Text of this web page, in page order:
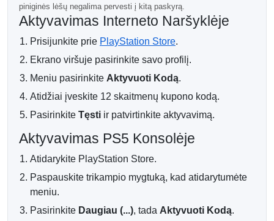
Tik Indijos sąskaitoms
Kupono regionas turi atitikti sąskaitos šalį ar regioną. Šis
12000 INR kodas negali būti aktyvuotas PlayStation
sąskaitoje, registruotoje už Indijos ribų. Sąskaitos regionų
negalima keisti po sukūrimo, todėl patikrinkite sąskaitos
duomenis prieš užsakydami aukštos vertės produktą.
Apsaugokite vienkartinį kodą
Patvirtinus mokėjimą, 12-skaitmeninis skaitmeninis
kuponas bus išsiųstas elektroniniu paštu, nurodytu
užsakymo metu. Įsitikinkite, kad el. paštas yra teisingas,
numatytosios sąskaitos. Kiekvienas kodas yra vienkartinis
naudojimas, o panaudotos piniginės lėšos negali būti
perduodamos.
piniginės lėšų negalima pervesti į kitą paskyrą.
Aktyvavimas Interneto Naršyklėje
Prisijunkite prie PlayStation Store.
Ekrano viršuje pasirinkite savo profilį.
Meniu pasirinkite Aktyvuoti Kodą.
Atidžiai įveskite 12 skaitmenų kupono kodą.
Pasirinkite Tęsti ir patvirtinkite aktyvavimą.
Aktyvavimas PS5 Konsolėje
Atidarykite PlayStation Store.
Paspauskite trikampio mygtuką, kad atidarytumėte
meniu.
Pasirinkite Daugiau (...), tada Aktyvuoti Kodą.